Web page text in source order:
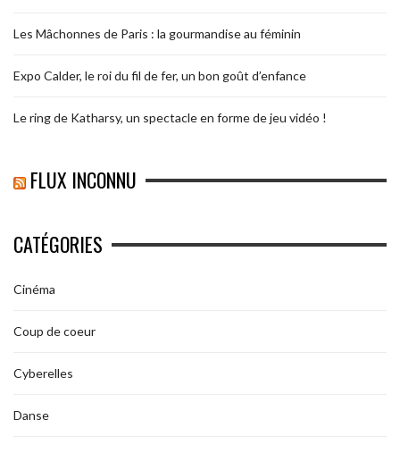
Les Mâchonnes de Paris : la gourmandise au féminin
Expo Calder, le roi du fil de fer, un bon goût d’enfance
Le ring de Katharsy, un spectacle en forme de jeu vidéo !
FLUX INCONNU
CATÉGORIES
Cinéma
Coup de coeur
Cyberelles
Danse